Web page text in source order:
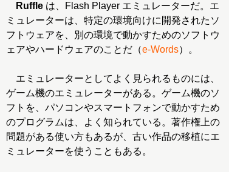
Ruffle は、Flash Player エミュレーターだ。エ
ミュレーターは、特定の環境向けに開発されたソ
フトウェアを、別の環境で動かすためのソフトウ
ェアやハードウェアのことだ（e-Words）。
エミュレーターとしてよく見られるものには、
ゲーム機のエミュレーターがある。ゲーム機のソ
フトを、パソコンやスマートフォンで動かすため
のプログラムは、よく知られている。著作権上の
問題がある使い方もあるが、古い作品の移植にエ
ミュレーターを使うこともある。